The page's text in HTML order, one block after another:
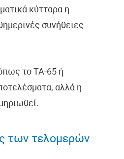
κύτταρα η
συνήθειες
το TA-65 ή
αλλά η
των τελομερών